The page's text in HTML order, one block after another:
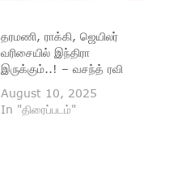
தரமணி, ராக்கி, ஜெயிலர்
வரிசையில் இந்திரா
இருக்கும்..! – வசந்த் ரவி
August 10, 2025
In "திரைப்படம்"